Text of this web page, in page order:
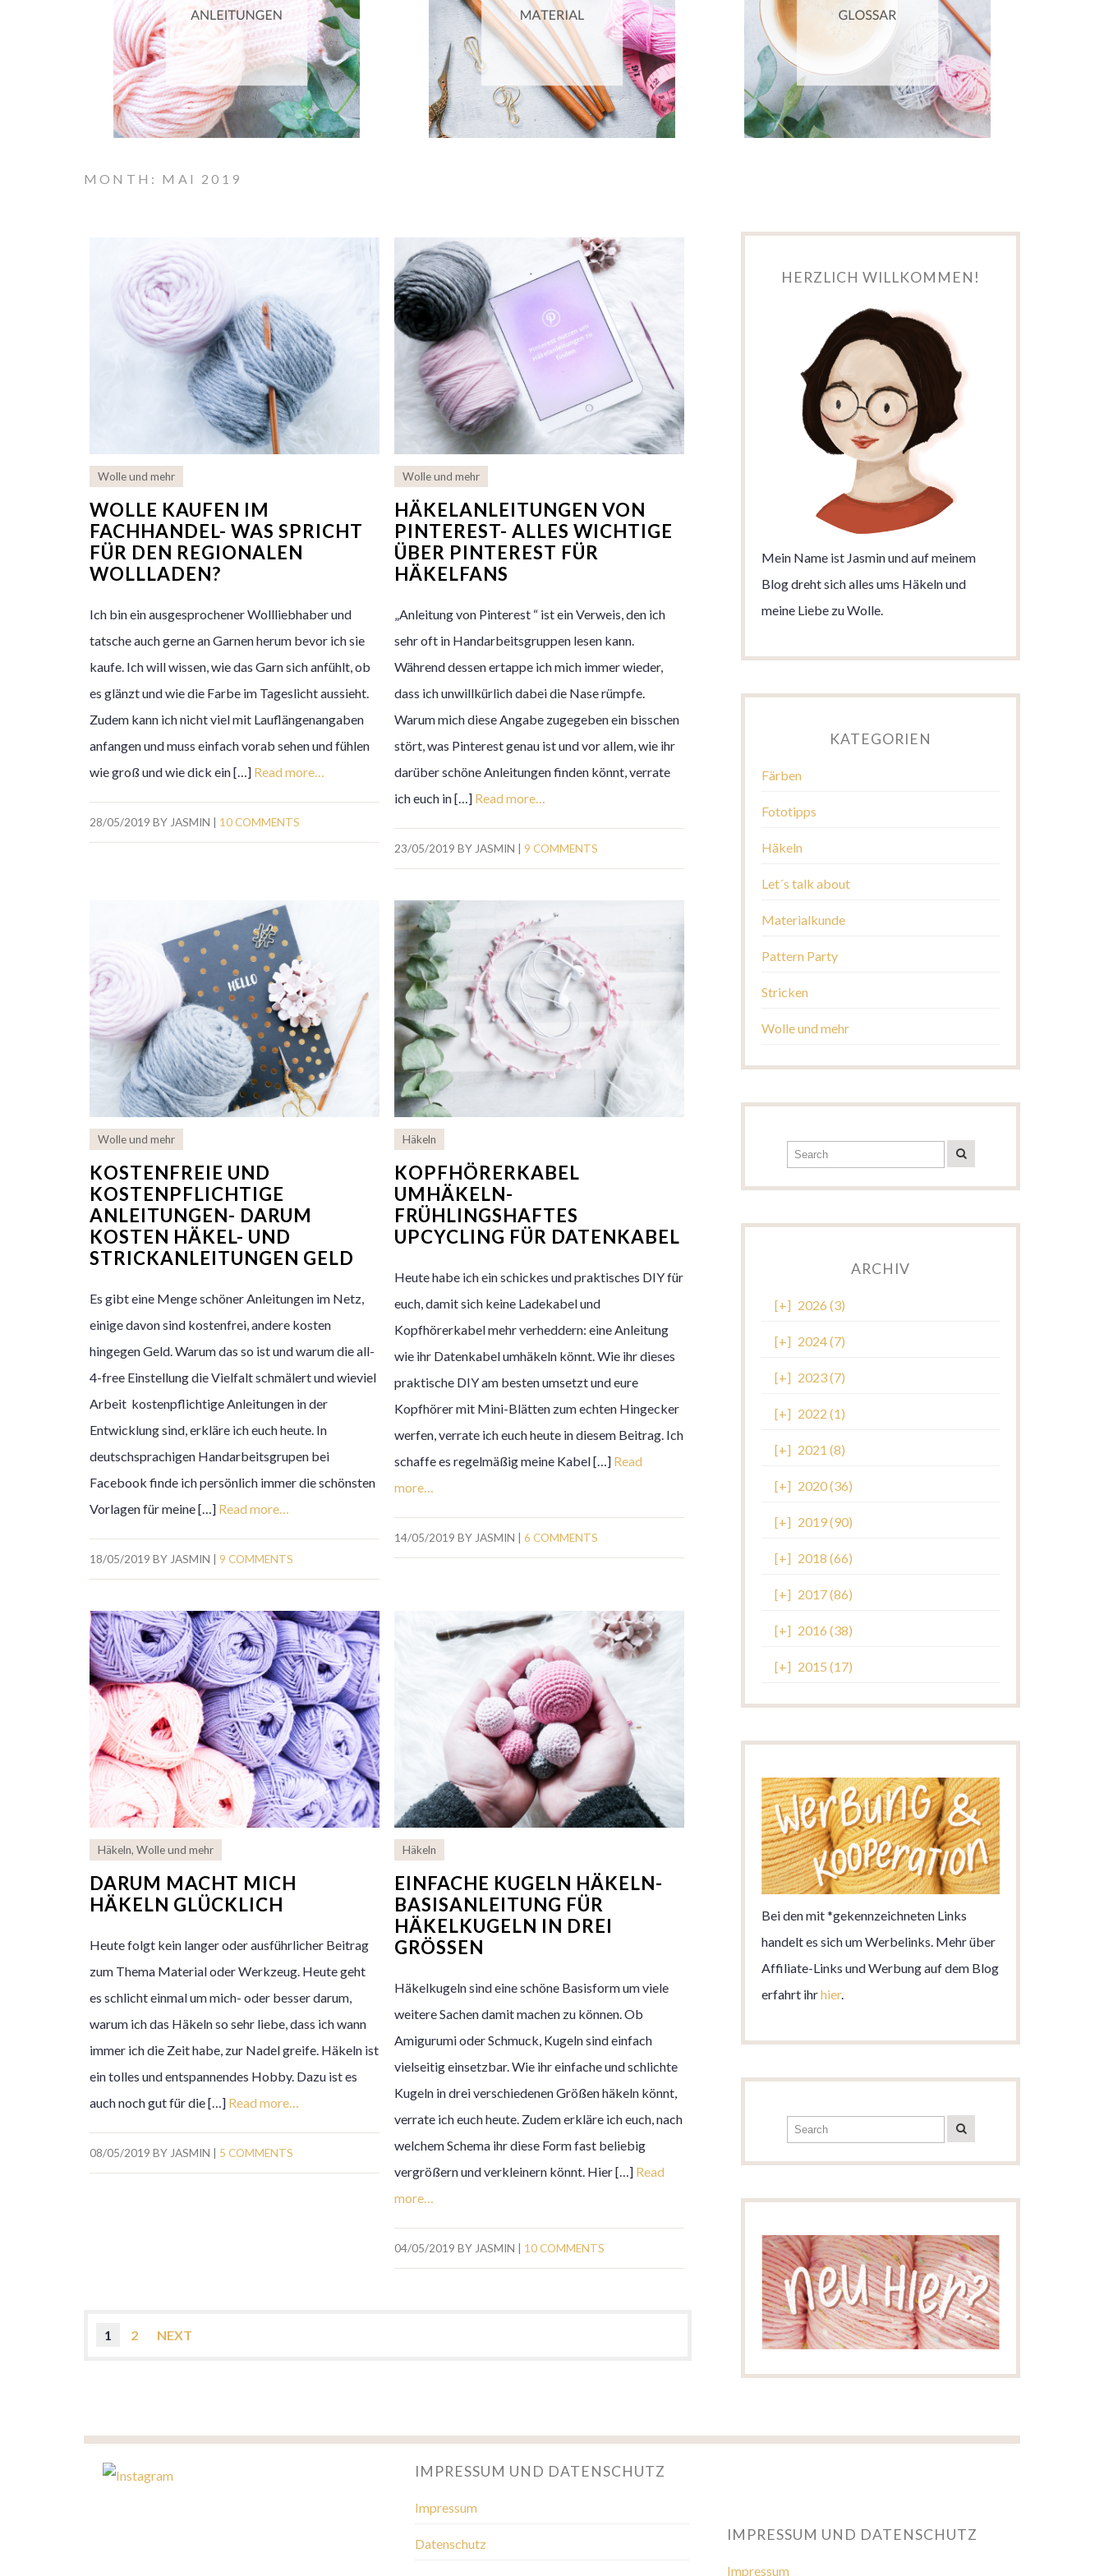
MONTH: MAI 2019
Wolle und mehr
WOLLE KAUFEN IM
FACHHANDEL- WAS SPRICHT
FÜR DEN REGIONALEN
WOLLLADEN?
Ich bin ein ausgesprochener Wollliebhaber und
tatsche auch gerne an Garnen herum bevor ich sie
kaufe. Ich will wissen, wie das Garn sich anfühlt, ob
es glänzt und wie die Farbe im Tageslicht aussieht.
Zudem kann ich nicht viel mit Lauflängenangaben
anfangen und muss einfach vorab sehen und fühlen
wie groß und wie dick ein […] Read more…
28/05/2019 BYJASMIN 10 COMMENTS
Wolle und mehr
HÄKELANLEITUNGEN VON
PINTEREST- ALLES WICHTIGE
ÜBER PINTEREST FÜR
HÄKELFANS
„Anleitung von Pinterest “ ist ein Verweis, den ich
sehr oft in Handarbeitsgruppen lesen kann.
Während dessen ertappe ich mich immer wieder,
dass ich unwillkürlich dabei die Nase rümpfe.
Warum mich diese Angabe zugegeben ein bisschen
stört, was Pinterest genau ist und vor allem, wie ihr
darüber schöne Anleitungen finden könnt, verrate
ich euch in […] Read more…
23/05/2019 BYJASMIN 9 COMMENTS
Wolle und mehr
KOSTENFREIE UND
KOSTENPFLICHTIGE
ANLEITUNGEN- DARUM
KOSTEN HÄKEL- UND
STRICKANLEITUNGEN GELD
Es gibt eine Menge schöner Anleitungen im Netz,
einige davon sind kostenfrei, andere kosten
hingegen Geld. Warum das so ist und warum die all-
4-free Einstellung die Vielfalt schmälert und wieviel
Arbeit kostenpflichtige Anleitungen in der
Entwicklung sind, erkläre ich euch heute. In
deutschsprachigen Handarbeitsgrupen bei
Facebook finde ich persönlich immer die schönsten
Vorlagen für meine […] Read more…
18/05/2019 BYJASMIN 9 COMMENTS
Häkeln
KOPFHÖRERKABEL
UMHÄKELN-
FRÜHLINGSHAFTES
UPCYCLING FÜR DATENKABEL
Heute habe ich ein schickes und praktisches DIY für
euch, damit sich keine Ladekabel und
Kopfhörerkabel mehr verheddern: eine Anleitung
wie ihr Datenkabel umhäkeln könnt. Wie ihr dieses
praktische DIY am besten umsetzt und eure
Kopfhörer mit Mini-Blätten zum echten Hingecker
werfen, verrate ich euch heute in diesem Beitrag. Ich
schaffe es regelmäßig meine Kabel […] Read
more…
14/05/2019 BYJASMIN 6 COMMENTS
Häkeln,Wolle und mehr
DARUM MACHT MICH
HÄKELN GLÜCKLICH
Heute folgt kein langer oder ausführlicher Beitrag
zum Thema Material oder Werkzeug. Heute geht
es schlicht einmal um mich- oder besser darum,
warum ich das Häkeln so sehr liebe, dass ich wann
immer ich die Zeit habe, zur Nadel greife. Häkeln ist
ein tolles und entspannendes Hobby. Dazu ist es
auch noch gut für die […] Read more…
08/05/2019 BYJASMIN 5 COMMENTS
Häkeln
EINFACHE KUGELN HÄKELN-
BASISANLEITUNG FÜR
HÄKELKUGELN IN DREI
GRÖSSEN
Häkelkugeln sind eine schöne Basisform um viele
weitere Sachen damit machen zu können. Ob
Amigurumi oder Schmuck, Kugeln sind einfach
vielseitig einsetzbar. Wie ihr einfache und schlichte
Kugeln in drei verschiedenen Größen häkeln könnt,
verrate ich euch heute. Zudem erkläre ich euch, nach
welchem Schema ihr diese Form fast beliebig
vergrößern und verkleinern könnt. Hier […] Read
more…
04/05/2019 BYJASMIN 10 COMMENTS
1 2 NEXT
HERZLICH WILLKOMMEN!
Mein Name ist Jasmin und auf meinem
Blog dreht sich alles ums Häkeln und
meine Liebe zu Wolle.
KATEGORIEN
Färben
Fototipps
Häkeln
Let´s talk about
Materialkunde
Pattern Party
Stricken
Wolle und mehr
ARCHIV
[+] 2026 (3)
[+] 2024 (7)
[+] 2023 (7)
[+] 2022 (1)
[+] 2021 (8)
[+] 2020 (36)
[+] 2019 (90)
[+] 2018 (66)
[+] 2017 (86)
[+] 2016 (38)
[+] 2015 (17)
Bei den mit *gekennzeichneten Links
handelt es sich um Werbelinks. Mehr über
Affiliate-Links und Werbung auf dem Blog
erfahrt ihrhier.
IMPRESSUM UND DATENSCHUTZ
Impressum
Datenschutz IMPRESSUM UND DATENSCHUTZ
Impressum